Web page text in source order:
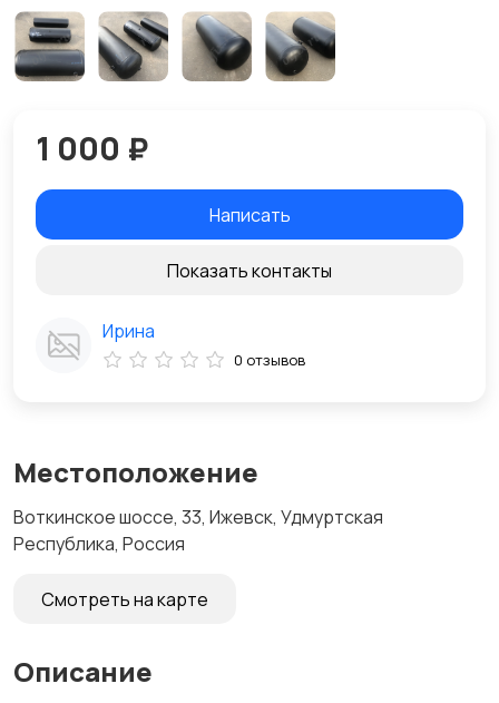
Местоположение
Воткинское шоссе, 33, Ижевск, Удмуртская
Республика, Россия
Смотреть на карте
Описание
1 000 ₽
Написать
Показать контакты
Ирина
0 отзывов